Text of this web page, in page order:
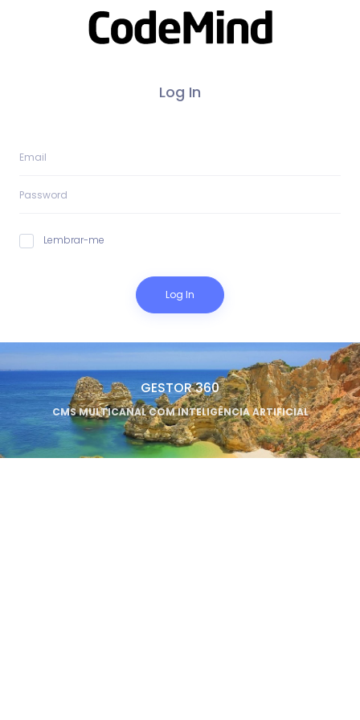
Log In
Lembrar-me
Log In
GESTOR 360
CMS MULTICANAL COM INTELIGÊNCIA ARTIFICIAL